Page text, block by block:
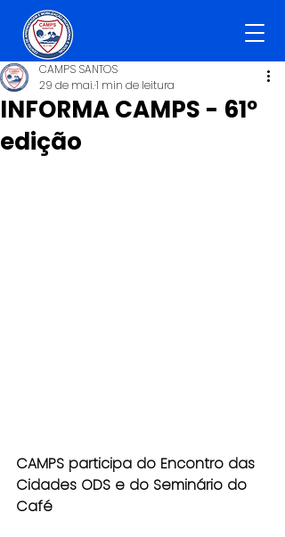
INFORMA CAMPS - 61º
edição
CAMPS SANTOS
29 de mai.1 min de leitura
CAMPS participa do Encontro das
Cidades ODS e do Seminário do
Café